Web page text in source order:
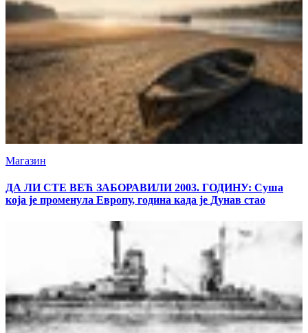
Магазин
ДА ЛИ СТЕ ВЕЋ ЗАБОРАВИЛИ 2003. ГОДИНУ: Суша
која је променула Европу, година када је Дунав стао